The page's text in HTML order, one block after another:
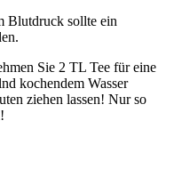
Blutdruck sollte ein
Sie 2 TL Tee für eine
kochendem Wasser
ziehen lassen! Nur so